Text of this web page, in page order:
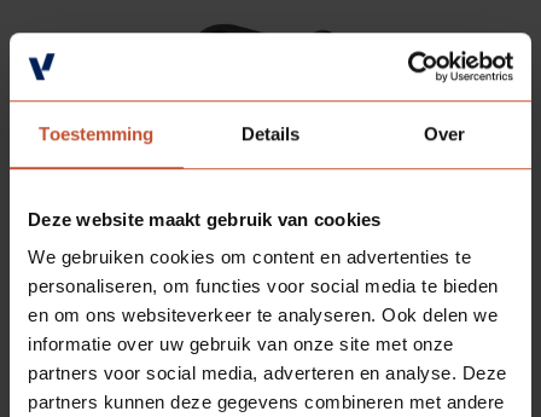
Toestemming Details Over
Deze website maakt gebruik van cookies
We gebruiken cookies om content en advertenties te
personaliseren, om functies voor social media te bieden
en om ons websiteverkeer te analyseren. Ook delen we
informatie over uw gebruik van onze site met onze
partners voor social media, adverteren en analyse. Deze
partners kunnen deze gegevens combineren met andere